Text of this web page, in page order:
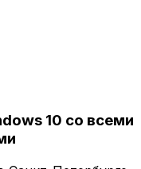
10 со всеми